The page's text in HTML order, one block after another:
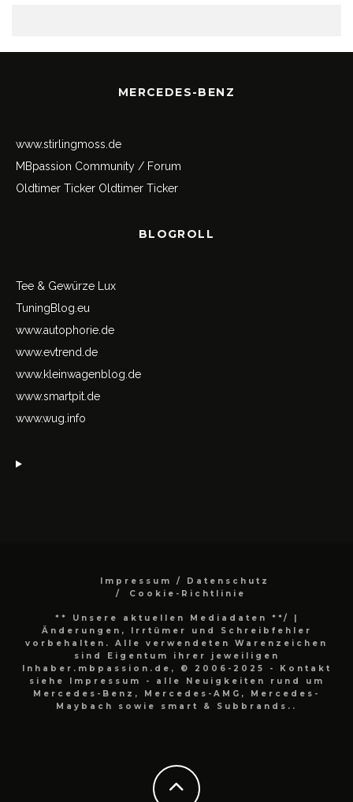
MERCEDES-BENZ
www.stirlingmoss.de
MBpassion Community / Forum
Oldtimer Ticker Oldtimer Ticker
BLOGROLL
Tee & Gewürze Lux
TuningBlog.eu
www.autophorie.de
www.evtrend.de
www.kleinwagenblog.de
www.smartpit.de
www.wug.info
Impressum / Datenschutz
Cookie-Richtlinie
** Unsere aktuellen Mediadaten **/
|
Änderungen, Irrtümer und Schreibfehler
vorbehalten. Alle verwendeten Warenzeichen
sind Eigentum ihrer jeweiligen
Inhaber.mbpassion.de, © 2006-2025 - Kontakt
siehe Impressum - alle Neuigkeiten rund um
Mercedes-Benz, Mercedes-AMG, Mercedes-
Maybach sowie smart & Subbrands..